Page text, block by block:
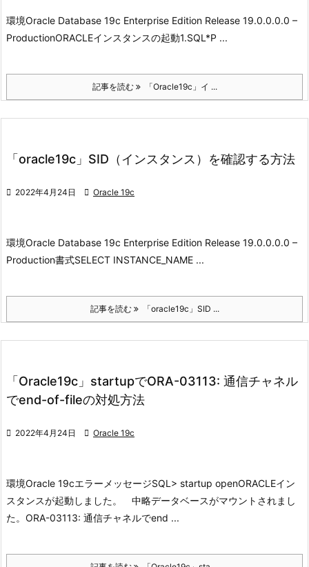
環境Oracle Database 19c Enterprise Edition Release 19.0.0.0.0 –
ProductionORACLEインスタンスの起動1.SQL*P ...
記事を読む 「Oracle19c」イ ...
「oracle19c」SID（インスタンス）を確認する方法
 2022年4月24日  Oracle 19c
環境Oracle Database 19c Enterprise Edition Release 19.0.0.0.0 –
Production書式SELECT INSTANCE_NAME ...
記事を読む 「oracle19c」SID ...
「Oracle19c」startupでORA-03113: 通信チャネル
でend-of-fileの対処方法
 2022年4月24日  Oracle 19c
環境Oracle 19cエラーメッセージSQL> startup openORACLEイン
スタンスが起動しました。 中略データベースがマウントされまし
た。ORA-03113: 通信チャネルでend ...